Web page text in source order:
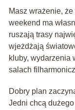
Masz wrażenie,
weekend ma
ruszają trasy
wjeżdżają
kluby, wydarzenia
salach
Dobry plan
Jedni chcą